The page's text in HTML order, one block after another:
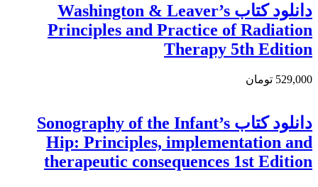
دانلود کتاب Washington & Leaver’s
Principles and Practice of Radiation
Therapy 5th Edition
529,000 تومان
دانلود کتاب Sonography of the Infant’s
Hip: Principles, implementation and
therapeutic consequences 1st Edition